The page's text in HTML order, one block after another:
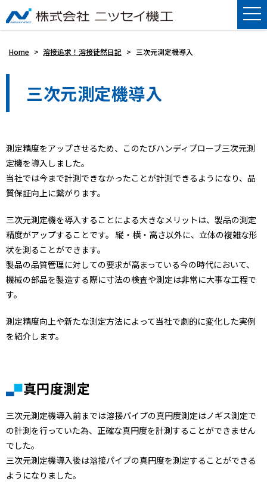
Home > 溶接追求！溶接徒然日記 > 三次元測定機導入
三次元測定機導入
測定精度をアップさせるため、このたびハンディプローブ三次元測
定機を導入しました。
当社では今まで計測できなかったことが計測できるようになり、品
質保証向上に繋がります。
三次元測定機を導入することによる大きなメリットは、製品の測定
精度がアップすることです。 縦・横・高さ以外に、立体の複雑な形
状を測ることができます。
製品の品質管理に対しての要求が高まっている今の時代において、
機械の部品を製造する際に寸法の検査や測定は非常に大事な工程で
す。
測定精度向上や新たな測定方法によって当社で劇的に変化した実例
を紹介します。
真円度測定
三次元測定機導入前までは溶接パイプの真円度測定はノギス測定で
の計測を行っていた為、正確な真円度を計測することができません
でした。
三次元測定機導入後は溶接パイプの真円度を測定することができる
ようになりました。